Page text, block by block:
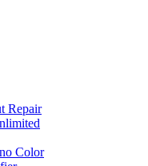
Repair
Color